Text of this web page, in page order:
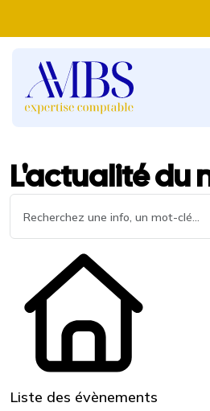
L'actualité du
Liste des évènements